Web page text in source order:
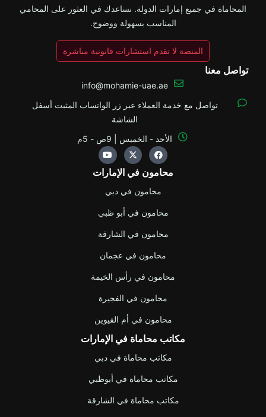
المحاماة في جميع إمارات الدولة. نساعدك في العثور على المحامي
المناسب بسهولة ووضوح.
المنصة لا تقدم استشارات قانونية مباشرة
محامون في الإمارات
محامون في دبي
محامون في أبو ظبي
محامون في الشارقة
محامون في عجمان
محامون في رأس الخيمة
محامون في الفجيرة
محامون في أم القيوين
مكاتب محاماة في الإمارات
مكاتب محاماة في دبي
مكاتب محاماة في أبوظبي
مكاتب محاماة في الشارقة
تواصل معنا
info@mohamie-uae.ae
تواصل مع خدمة العملاء عبر زر الواتساب المثبت أسفل
الشاشة
الأحد - الخميس | 9ص - 5م
F
a
c
e
o
k
X
-
t
w
t
r
Y
o
u
t
b
e